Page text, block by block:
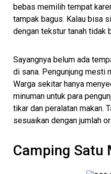
bebas memilih tempat
tampak bagus. Kalau bisa
dengan tekstur tanah tidak
Sayangnya belum ada
di sana. Pengunjung mesti
Warga sekitar hanya
minuman untuk para
tikar dan peralatan makan.
sesuaikan dengan jumlah
Camping Satu